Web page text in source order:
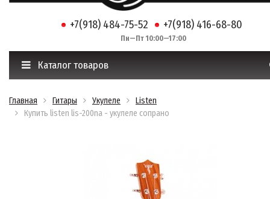
+7(918) 484-75-52 +7(918) 416-68-80
Пн—Пт 10:00—17:00
Каталог товаров
Главная Гитары Укулеле
Listen
Купить listen lis-200na - укулеле сопрано